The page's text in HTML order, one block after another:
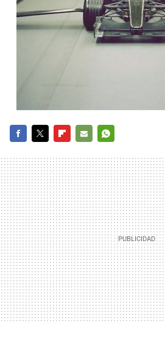
MAIL